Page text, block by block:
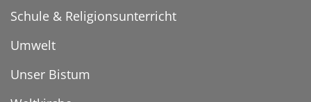
Schule & Religionsunterricht
Umwelt
Unser Bistum